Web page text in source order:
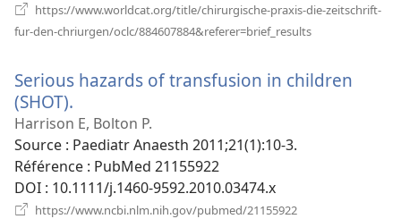
https://www.worldcat.org/title/chirurgische-praxis-die-zeitschrift-
fur-den-chriurgen/oclc/884607884&referer=brief_results
fenêtre)
Serious hazards of transfusion in children
(SHOT).
une
nouvelle
fenêtre)
Harrison E, Bolton P.
Source ‎: Paediatr Anaesth 2011;21(1):10-3.
Référence ‎: PubMed 21155922
DOI ‎: 10.1111/j.1460-9592.2010.03474.x
https://www.ncbi.nlm.nih.gov/pubmed/21155922